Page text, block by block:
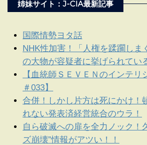
姉妹サイト：J-CIA最新記事
国際情勢ヨタ話
NHK性加害！「人権を蹂躙しま
の大物が容疑者に挙げられてい
【血統師ＳＥＶＥＮのインテリ
＃033】
合併！しかし片方は死にかけ！
れない発表済経営統合のウラ！
自ら破滅への扉を全力ノック！
ズ崩壊”情報がアツい！！